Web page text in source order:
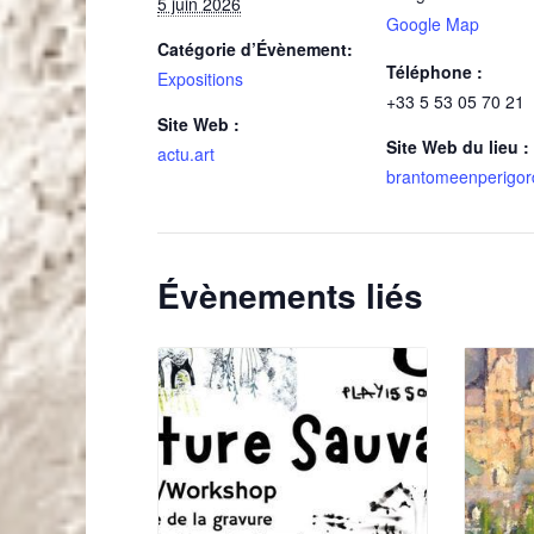
Catégorie d’Évènement:
Expositions
Site Web :
actu.art
Google Map
Téléphone :
+33 5 53 05 70 21
Site Web du lieu :
Évènements liés